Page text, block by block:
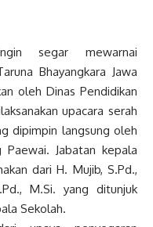
segar mewarnai
Bhayangkara Jawa
oleh Dinas Pendidikan
upacara serah
dipimpin langsung oleh
Jabatan kepala
dari H. Mujib, S.Pd.,
M.Si. yang ditunjuk
Sekolah.